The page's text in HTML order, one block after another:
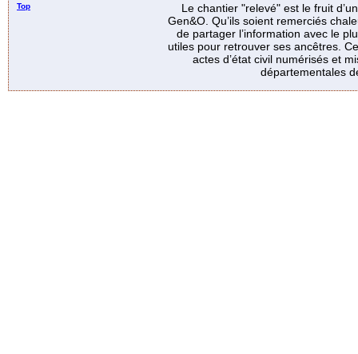
Top
Le chantier "relevé" est le fruit
Gen&O. Qu’ils soient remerciés
de partager l’information avec le
utiles pour retrouver ses ancêtres.
actes d’état civil numérisés et
départementales